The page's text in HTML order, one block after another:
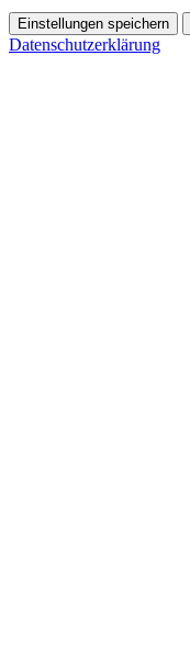
Einstellungen speichern
Datenschutzerklärung